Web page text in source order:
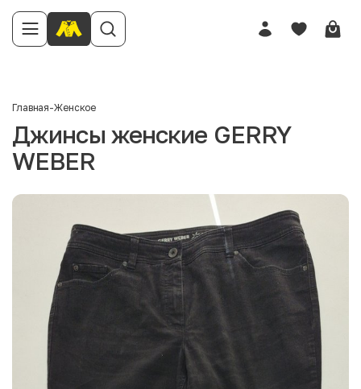
Главная-Женское
Джинсы женские GERRY
WEBER